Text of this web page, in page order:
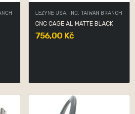
LEZYNE USA, INC. TAIWAN BRANCH
CNC CAGE AL MATTE BLACK
756,00 Kč